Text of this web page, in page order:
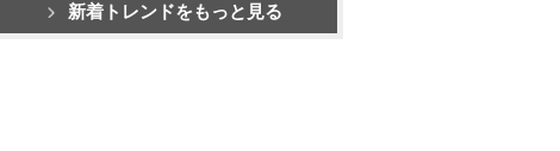
新着トレンドをもっと見る